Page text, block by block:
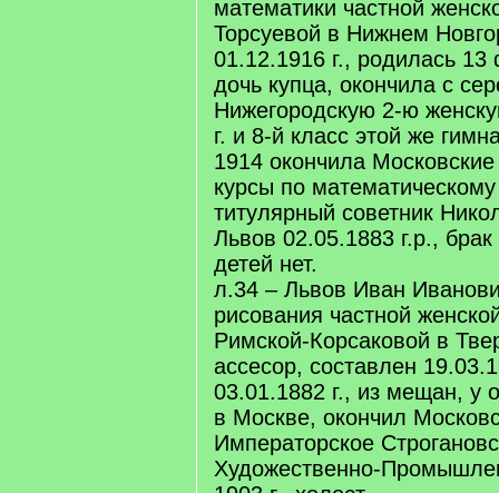
математики частной
Торсуевой в Нижнем
01.12.1916 г., родилась 13
дочь купца, окончила с
Нижегородскую 2-ю
г. и 8-й класс этой же
1914 окончила
курсы по
титулярный советник
Львов 02.05.1883 г.р., брак
детей нет.
л.34 – Львов Иван
рисования частной
Римской-Корсаковой в
ассесор, составлен
03.01.1882 г., из мещан, у
в Москве, окончил
Императорское
Художественно-